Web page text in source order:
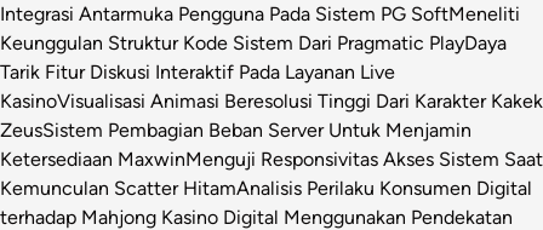
Integrasi Antarmuka Pengguna Pada Sistem PG SoftMeneliti
Keunggulan Struktur Kode Sistem Dari Pragmatic PlayDaya
Tarik Fitur Diskusi Interaktif Pada Layanan Live
KasinoVisualisasi Animasi Beresolusi Tinggi Dari Karakter Kakek
ZeusSistem Pembagian Beban Server Untuk Menjamin
Ketersediaan MaxwinMenguji Responsivitas Akses Sistem Saat
Kemunculan Scatter HitamAnalisis Perilaku Konsumen Digital
terhadap Mahjong Kasino Digital Menggunakan Pendekatan